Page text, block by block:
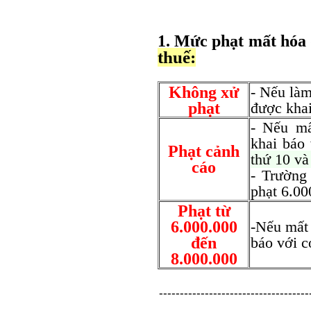
1. Mức phạt mất
thuế:
Không xử
phạt
- Nếu
được
Phạt cảnh
cáo
- Nếu
khai
thứ 10
-
phạt
Phạt từ
6.000.000
đến
8.000.000
-Nếu
báo với